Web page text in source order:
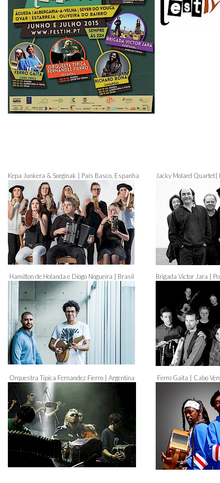
Kepa Junkera & Sorginak | País Basco, Espanha Jacky Molard Quartet|
Hamilton de Holanda e Diogo Nogueira | Brasil Brigada Victor Jara |
Orquestra Típica Fernandez Fierro | Argentina Ferro Gaita | Cabo